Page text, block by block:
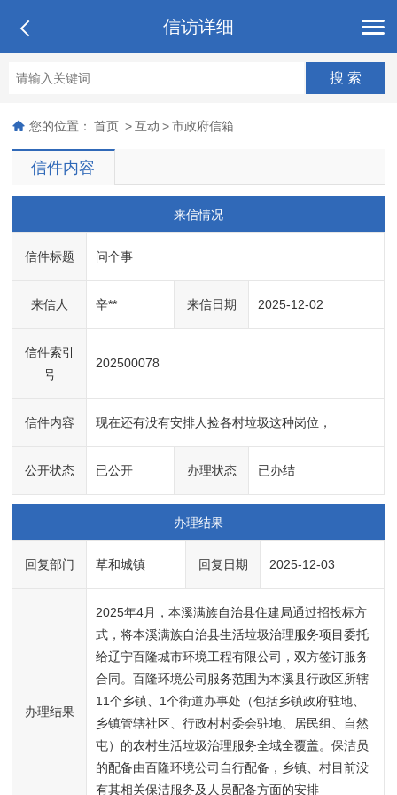
信访详细
您的位置： 首页 > 互动 > 市政府信箱
信件内容
来信情况
信件标题 问个事
来信人 辛** 来信日期 2025-12-02
信件索引
号
202500078
信件内容 现在还有没有安排人捡各村垃圾这种岗位，
公开状态 已公开 办理状态 已办结
办理结果
回复部门 草和城镇 回复日期 2025-12-03
办理结果
2025年4月，本溪满族自治县住建局通过招投标方
式，将本溪满族自治县生活垃圾治理服务项目委托
给辽宁百隆城市环境工程有限公司，双方签订服务
合同。百隆环境公司服务范围为本溪县行政区所辖
11个乡镇、1个街道办事处（包括乡镇政府驻地、
乡镇管辖社区、行政村村委会驻地、居民组、自然
屯）的农村生活垃圾治理服务全域全覆盖。保洁员
的配备由百隆环境公司自行配备，乡镇、村目前没
有其相关保洁服务及人员配备方面的安排